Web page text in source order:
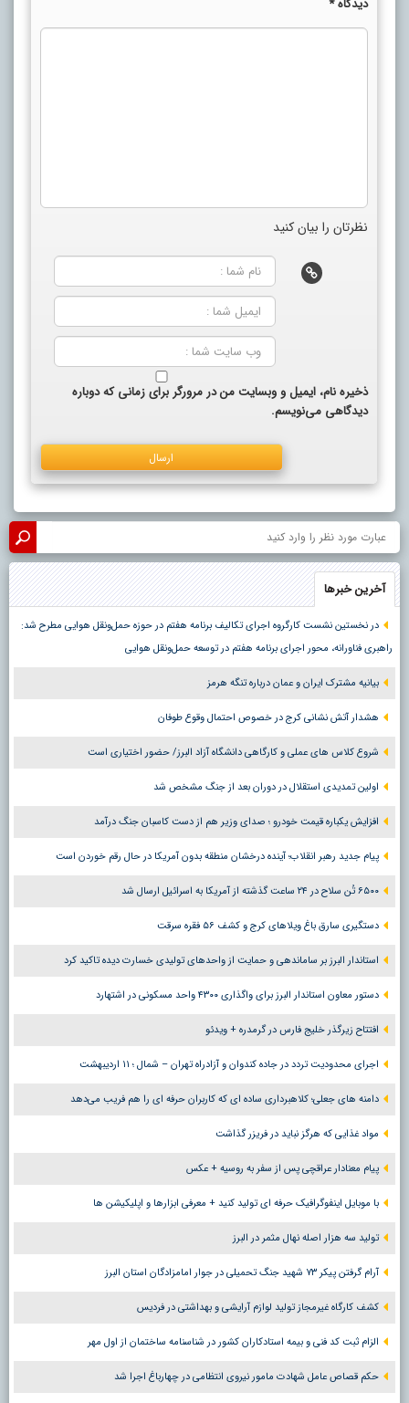
دیدگاه*
نظرتان را بیان کنید
ذخیره نام، ایمیل و وبسایت من در مرورگر برای زمانی که دوباره
دیدگاهی می‌نویسم.
آخرین خبرها
در نخستین نشست کارگروه اجرای تکالیف برنامه هفتم در حوزه حمل‌ونقل هوایی مطرح شد:
راهبری فناورانه، محور اجرای برنامه هفتم در توسعه حمل‌ونقل هوایی
بیانیه مشترک ایران و عمان درباره تنگه هرمز
هشدار آتش نشانی کرج در خصوص احتمال وقوع طوفان
شروع کلاس های عملی و کارگاهی دانشگاه آزاد البرز/ حضور اختیاری است
اولین تمدیدی استقلال در دوران بعد از جنگ مشخص شد
افزایش یکباره قیمت خودرو ؛ صدای وزیر هم از دست کاسبان جنگ درآمد
پیام جدید رهبر انقلاب؛ آینده درخشان منطقه بدون آمریکا در حال رقم خوردن است
۶۵۰۰ تُن سلاح در ۲۴ ساعت گذشته از آمریکا به اسرائیل ارسال شد
دستگیری سارق باغ ویلاهای کرج و کشف ۵۶ فقره سرقت
استاندار البرز بر ساماندهی و حمایت از واحدهای تولیدی خسارت دیده تاکید کرد
دستور معاون استاندار البرز برای واگذاری ۴۳۰۰ واحد مسکونی در اشتهارد
افتتاح زیرگذر خلیج فارس در گرمدره + ویدئو
اجرای محدودیت تردد در جاده کندوان و آزادراه تهران – شمال ؛ ١١ اردیبهشت
دامنه های جعلی؛ کلاهبرداری ساده ای که کاربران حرفه ای را هم فریب می‌دهد
مواد غذایی که هرگز نباید در فریزر گذاشت
پیام معنادار عراقچی پس از سفر به روسیه + عکس
با موبایل اینفوگرافیک حرفه ای تولید کنید + معرفی ابزارها و اپلیکیشن ها
تولید سه هزار اصله نهال مثمر در البرز
آرام گرفتن پیکر ۷۳ شهید جنگ تحمیلی در جوار امامزادگان استان البرز
کشف کارگاه غیرمجاز تولید لوازم آرایشی و بهداشتی در فردیس
الزام ثبت کد فنی و بیمه استادکاران کشور در شناسنامه ساختمان از اول مهر
حکم قصاص عامل شهادت مامور نیروی انتظامی در چهارباغ اجرا شد